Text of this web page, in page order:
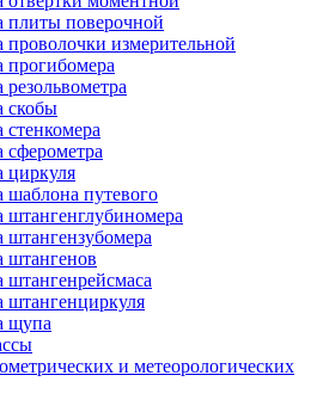
плиты поверочной
проволочки измерительной
прогибомера
скобы
стенкомера
сферометра
циркуля
шаблона путевого
штангенглубиномера
штангензубомера
штангенов
штангенрейсмаса
штангенциркуля
щупа
и метеорологических